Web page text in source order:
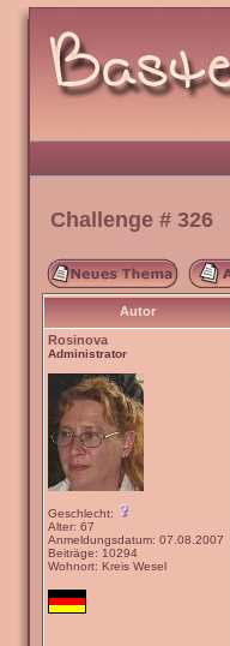
Challenge # 326
Autor
Rosinova
Administrator
Geschlecht:
Alter: 67
Anmeldungsdatum: 07.08.2007
Beiträge: 10294
Wohnort: Kreis Wesel